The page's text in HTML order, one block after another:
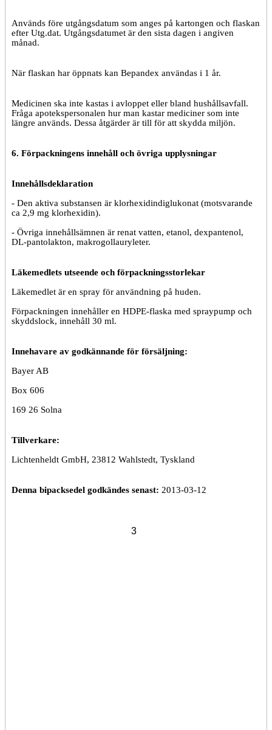
Används före utgångsdatum som anges på kartongen och flaskan
efter Utg.dat. Utgångsdatumet är den sista dagen i angiven
månad.
När flaskan har öppnats kan Bepandex användas i 1 år.
Medicinen ska inte kastas i avloppet eller bland hushållsavfall.
Fråga apotekspersonalen hur man kastar mediciner som inte
längre används. Dessa åtgärder är till för att skydda miljön.
6. Förpackningens innehåll och övriga upplysningar
Innehållsdeklaration
- Den aktiva substansen är klorhexidindiglukonat (motsvarande
ca 2,9 mg klorhexidin).
- Övriga innehållsämnen är renat vatten, etanol, dexpantenol,
DL-pantolakton, makrogollauryleter.
Läkemedlets utseende och förpackningsstorlekar
Läkemedlet är en spray för användning på huden.
Förpackningen innehåller en HDPE-flaska med spraypump och
skyddslock, innehåll 30 ml.
Innehavare av godkännande för försäljning:
Bayer AB
Box 606
169 26 Solna
Tillverkare:
Lichtenheldt GmbH, 23812 Wahlstedt, Tyskland
Denna bipacksedel godkändes senast: 2013-03-12
3